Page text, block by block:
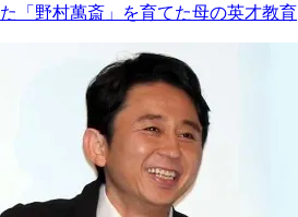
た「野村萬斎」を育てた母の英才教育